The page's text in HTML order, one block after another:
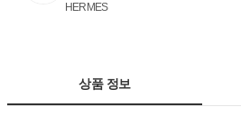
HERMES
상품 정보